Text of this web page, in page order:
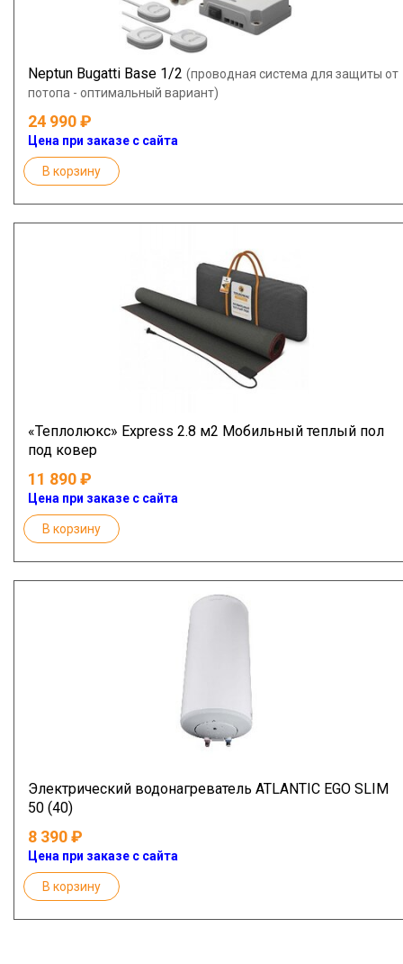
Neptun Bugatti Base 1/2 (проводная система для защиты от
потопа - оптимальный вариант)
24 990
Цена при заказе с сайта
В корзину
«Теплолюкс» Express 2.8 м2 Мобильный теплый пол
под ковер
11 890
Цена при заказе с сайта
В корзину
Электрический водонагреватель ATLANTIC EGO SLIM
50 (40)
8 390
Цена при заказе с сайта
В корзину